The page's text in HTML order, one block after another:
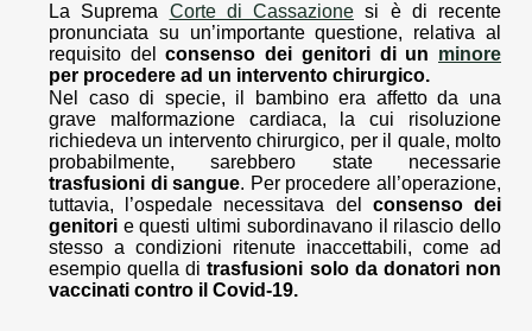
La Suprema Corte di Cassazione si è di recente
pronunciata su un’importante questione, relativa al
requisito delconsenso dei genitori di un minore
per procedere ad un intervento chirurgico.
Nel caso di specie, il bambino era affetto da una
grave malformazione cardiaca, la cui risoluzione
richiedeva un intervento chirurgico, per il quale, molto
probabilmente, sarebbero state necessarie
trasfusioni di sangue. Per procedere all’operazione,
tuttavia, l’ospedale necessitava del consenso dei
genitori e questi ultimi subordinavano il rilascio dello
stesso a condizioni ritenute inaccettabili, come ad
esempio quella ditrasfusioni solo da donatori non
vaccinati contro il Covid-19.